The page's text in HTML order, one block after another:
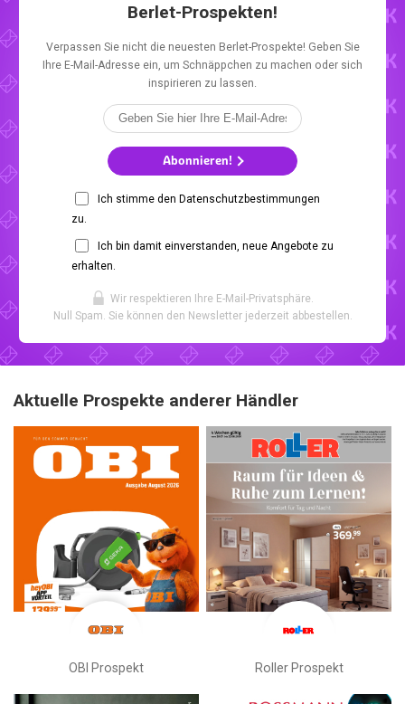
Berlet-Prospekten!
Verpassen Sie nicht die neuesten Berlet-Prospekte! Geben Sie
Ihre E-Mail-Adresse ein, um Schnäppchen zu machen oder sich
inspirieren zu lassen.
Abonnieren!
Ich stimme den Datenschutzbestimmungen
zu.
Ich bin damit einverstanden, neue Angebote zu
erhalten.
Wir respektieren Ihre E-Mail-Privatsphäre.
Null Spam. Sie können den Newsletter jederzeit abbestellen.
Aktuelle Prospekte anderer Händler
OBI Prospekt Roller Prospekt